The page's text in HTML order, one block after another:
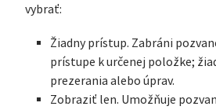
vybrať:
Žiadny prístup. Zabráni
prístupe k určenej položke;
prezerania alebo úprav.
Zobraziť len. Umožňuje